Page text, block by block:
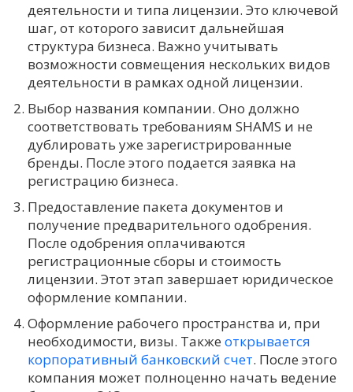
деятельности и типа лицензии. Это ключевой
шаг, от которого зависит дальнейшая
структура бизнеса. Важно учитывать
возможности совмещения нескольких видов
деятельности в рамках одной лицензии.
Выбор названия компании. Оно должно
соответствовать требованиям SHAMS и не
дублировать уже зарегистрированные
бренды. После этого подается заявка на
регистрацию бизнеса.
Предоставление пакета документов и
получение предварительного одобрения.
После одобрения оплачиваются
регистрационные сборы и стоимость
лицензии. Этот этап завершает юридическое
оформление компании.
Оформление рабочего пространства и, при
необходимости, визы. Также открывается
корпоративный банковский счет. После этого
компания может полноценно начать ведение